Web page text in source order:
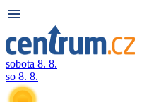
sobota 8. 8.
so 8. 8.